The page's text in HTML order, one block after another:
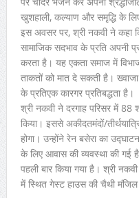
खुशहाली, कल्याण और समृद्धि के लिए
इस अवसर पर, श्री नकवी ने कहा
सामाजिक सदभाव के प्रति अपनी
करता है। यह एकता समाज में
ताकतों को मात दे सकती है। ख्वाजा
के प्रतिएक कारगर प्रतिबद्धता है।
श्री नकवी ने दरगाह परिसर में 88
किया। इससे अकीदतमंदों/
होगा। उन्होंने रेन बसेरा का
के लिए आवास की व्यवस्था की गई
पहली बार किया गया है। श्री
में स्थित गेस्ट हाउस की चैथी मंजिल